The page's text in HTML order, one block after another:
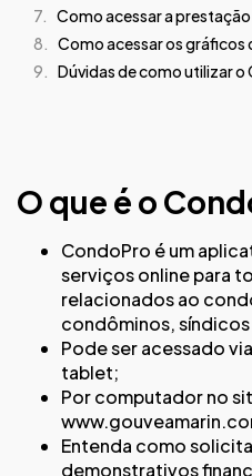
Como acessar a
Como acessar os
Dúvidas de como utilizar o
O que é o
CondoPro é um
serviços online para
relacionados ao
condôminos,
Pode ser acessado
tablet;
Por computador no
Entenda como
demonstrativos